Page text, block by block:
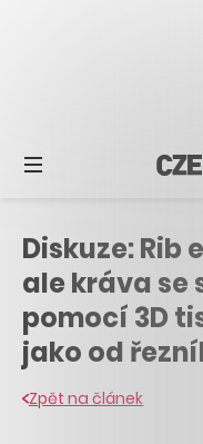
Diskuze: Rib
ale kráva se
pomocí 3D
jako od
Zpět na článek